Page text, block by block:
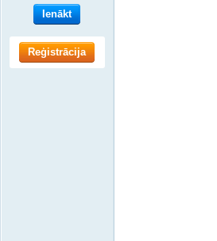
Ienākt
Reģistrācija